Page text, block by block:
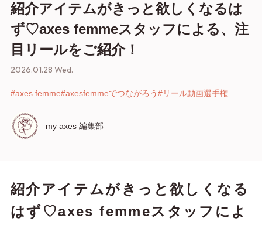
紹介アイテムがきっと欲しくなるは
ず♡axes femmeスタッフによる、注
目リールをご紹介！
2026.01.28 Wed.
#axes femme#axesfemmeでつながろう#リール動画選手権
my axes 編集部
紹介アイテムがきっと欲しくなる
はず♡axes femmeスタッフによ